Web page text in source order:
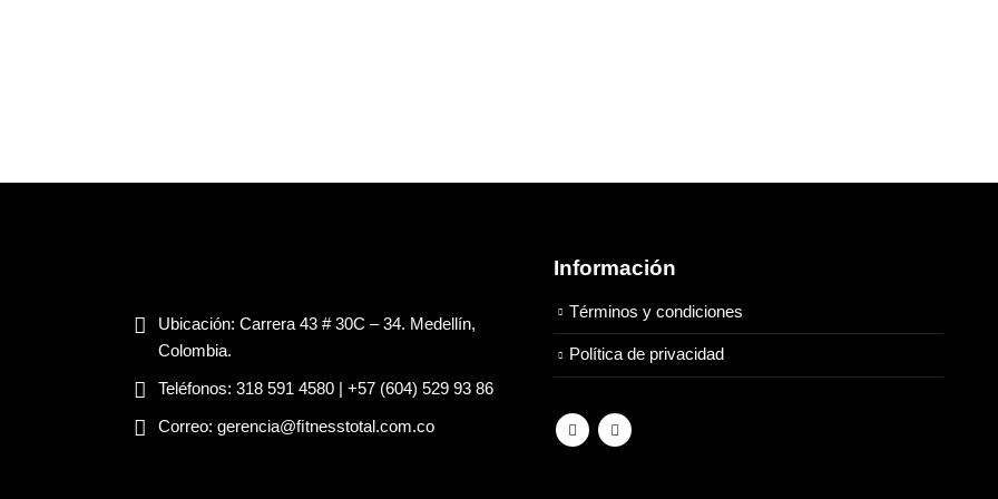
Ubicación: Carrera 43 # 30C – 34. Medellín,
Colombia.
Teléfonos: 318 591 4580 | +57 (604) 529 93 86
Correo: gerencia@ﬁtnesstotal.com.co
Información
Términos y condiciones
Política de privacidad